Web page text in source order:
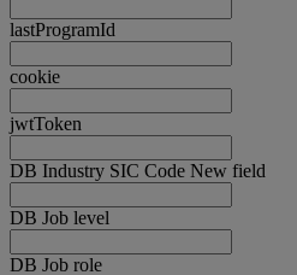
lastProgramId
cookie
jwtToken
DB Industry SIC Code New field
DB Job level
DB Job role